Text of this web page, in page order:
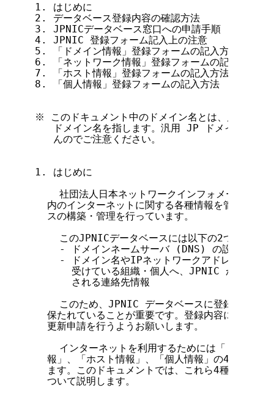
1. はじめに
2. データベース登録内容の確認方法
3. JPNICデータベース窓口への申請手順
4. JPNIC 登録フォーム記入上の注意
5. 「ドメイン情報」登録フォームの記入方法
6. 「ネットワーク情報」登録フォームの記入方法
7. 「ホスト情報」登録フォームの記入方法
8. 「個人情報」登録フォームの記入方法
※ このドキュメント中のドメイン名とは、属性型（
ドメイン名を指します。汎用 JP ドメイン名に
   んのでご注意ください。
1. はじめに
社団法人日本ネットワークインフォメーショ
内のインターネットに関する各種情報を管理する
  スの構築・管理を行っています。
このJPNICデータベースには以下の2つの役割が
    - ドメインネームサーバ (DNS) の設定情報
- ドメイン名やIPネットワークアドレス等のイ
受けている組織・個人へ、JPNIC から連絡
      される連絡先情報
このため、JPNIC データベースに登録されてい
保たれていることが重要です。登録内容に変更が
  更新申請を行うようお願いします。
インターネットを利用するためには「ドメイン
報」、「ホスト情報」、「個人情報」の4種類の情
ます。このドキュメントでは、これら4種類の情報
  ついて説明します。